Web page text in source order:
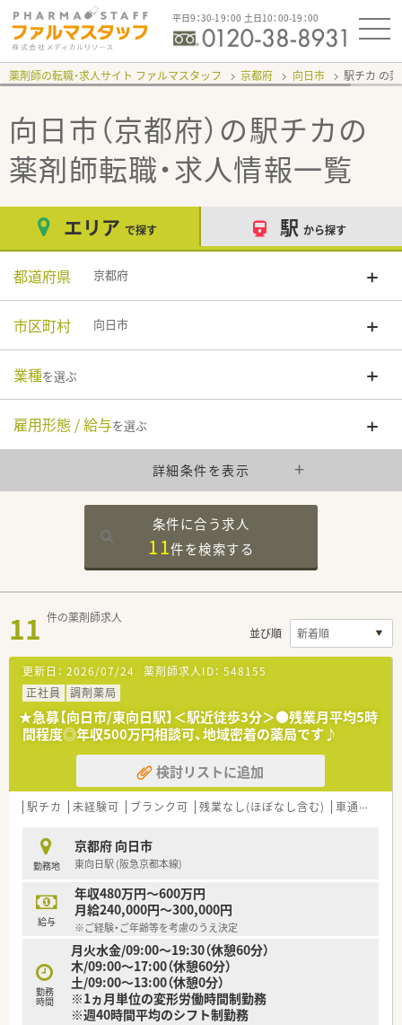
平日9：30-19：00 土日10：00-19：00
薬剤師の転職・求人サイト ファルマスタッフ 京都府 向日市 駅チカ
向日市（京都府）の駅チカの
薬剤師転職・求人情報一覧
エリア で探す 駅 から探す
都道府県 京都府
市区町村 向日市
業種を選ぶ
雇用形態 / 給与を選ぶ
詳細条件を表示
条件に合う求人
11件を検索する
11 件の薬剤師求人
並び順
更新日： 2026/07/24 薬剤師求人ID： 548155
正社員
調剤薬局
★急募【向日市/東向日駅】＜駅近徒歩3分＞●残業月平均5時
間程度◎年収500万円相談可、地域密着の薬局です♪
検討リストに追加
駅チカ 未経験可 ブランク可 残業なし(ほぼなし含む) 車通勤可
勤務地
京都府 向日市
東向日駅 (阪急京都本線)
給与
年収480万円～600万円
月給240,000円～300,000円
※ご経験・ご年齢等を考慮のうえ決定
勤務
時間
月火水金/09:00～19:30（休憩60分）
木/09:00～17:00（休憩60分）
土/09:00～13:00（休憩0分）
※1ヵ月単位の変形労働時間制勤務
※週40時間平均のシフト制勤務